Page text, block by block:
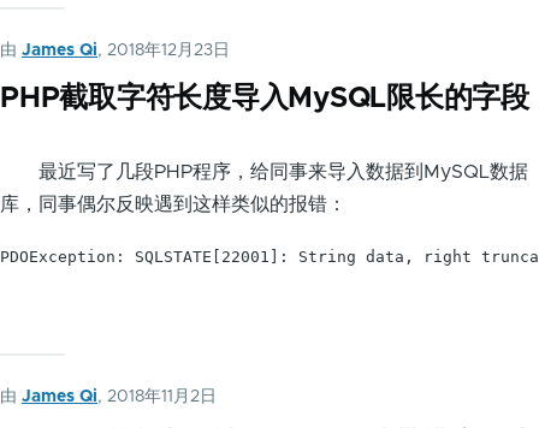
由 James Qi, 2018年12月23日
PHP截取字符长度导入MySQL限长的字段
最近写了几段PHP程序，给同事来导入数据到MySQL数据
库，同事偶尔反映遇到这样类似的报错：
PDOException: SQLSTATE[22001]: String data, right
由 James Qi, 2018年11月2日